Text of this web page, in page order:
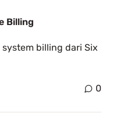
Billing
billing dari Six
0